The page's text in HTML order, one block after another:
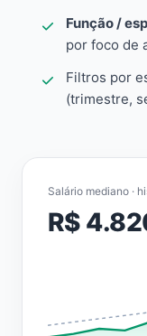
Função /
por foco de
Filtros por
(trimestre,
Salário mediano ·
R$